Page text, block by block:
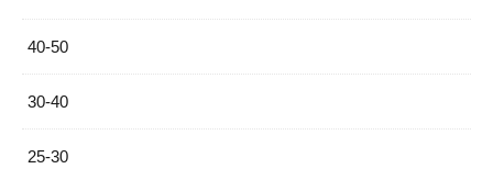
40-50
30-40
25-30